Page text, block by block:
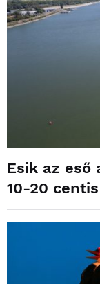
Esik az eső
10-20